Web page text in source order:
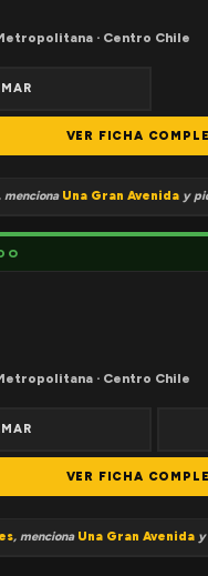
· Centro Chile
VER FICHA
menciona Una Gran Avenida y
· Centro Chile
VER FICHA
, menciona Una Gran Avenida y